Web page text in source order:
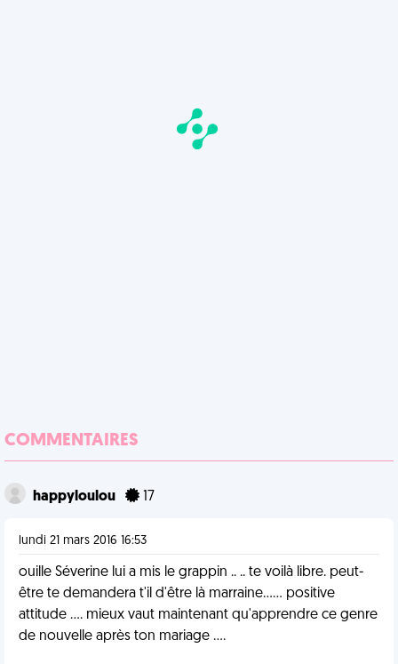
COMMENTAIRES
happyloulou 17
lundi 21 mars 2016 16:53
ouille Séverine lui a mis le grappin .. .. te voilà libre. peut-
être te demandera t'il d'être là marraine...... positive
attitude .... mieux vaut maintenant qu'apprendre ce genre
de nouvelle après ton mariage ....